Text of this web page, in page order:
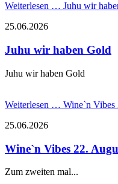
Weiterlesen … Juhu wir
25.06.2026
Juhu wir haben Gold
Juhu wir haben Gold
Weiterlesen … Wine`n Vibes
25.06.2026
Wine`n Vibes 22.
Zum zweiten mal...